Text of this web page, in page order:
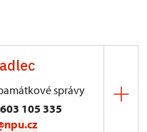
správy
105 335